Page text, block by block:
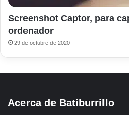
Screenshot Captor, para
ordenador
29 de octubre de 2020
Acerca de Batiburrillo